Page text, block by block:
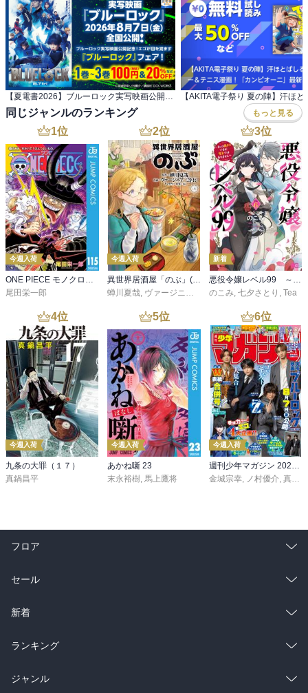
同じジャンルのランキング もっと見る
1位
今週入荷
ONE PIECE モノクロ版 115
尾田栄一郎
2位
今週入荷
異世界居酒屋「のぶ」(22)
蝉川夏哉, ヴァージニア二等兵 ,転
3位
新着
悪役令嬢レベル99 ～私は裏ボスですが魔王ではありません～ その６
のこみ, 七夕さとり , Tea
4位
今週入荷
九条の大罪（１７）
真鍋昌平
5位
今週入荷
あかね噺 23
末永裕樹 馬上鷹将
6位
今週入荷
金城宗幸
ノ村優介 真島ヒロ
フロア
総合
ラノベ
雑誌・グラビア
BL・TL
セール
総合
ラノベ
雑誌・グラビア
新着
総合
ラノベ
ランキング
総合
ジャンル